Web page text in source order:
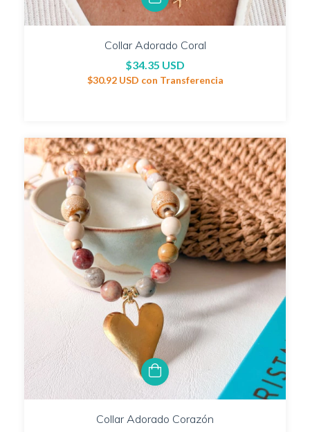
Collar Adorado Coral
$34.35 USD
$30.92 USD con Transferencia
Collar Adorado Corazón